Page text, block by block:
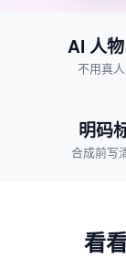
AI 人
不用真
明码
合成前写
看